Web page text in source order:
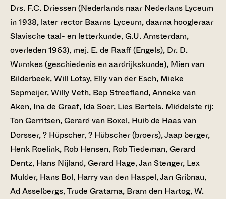
Drs. F.C. Driessen (Nederlands naar Nederlans Lyceum
in 1938, later rector Baarns Lyceum, daarna hoogleraar
Slavische taal- en letterkunde, G.U. Amsterdam,
overleden 1963), mej. E. de Raaff (Engels), Dr. D.
Wumkes (geschiedenis en aardrijkskunde), Mien van
Bilderbeek, Will Lotsy, Elly van der Esch, Mieke
Sepmeijer, Willy Veth, Bep Streefland, Anneke van
Aken, Ina de Graaf, Ida Soer, Lies Bertels. Middelste rij:
Ton Gerritsen, Gerard van Boxel, Huib de Haas van
Dorsser, ? Hüpscher, ? Hübscher (broers), Jaap berger,
Henk Roelink, Rob Hensen, Rob Tiedeman, Gerard
Dentz, Hans Nijland, Gerard Hage, Jan Stenger, Lex
Mulder, Hans Bol, Harry van den Haspel, Jan Gribnau,
Ad Asselbergs, Trude Gratama, Bram den Hartog, W.